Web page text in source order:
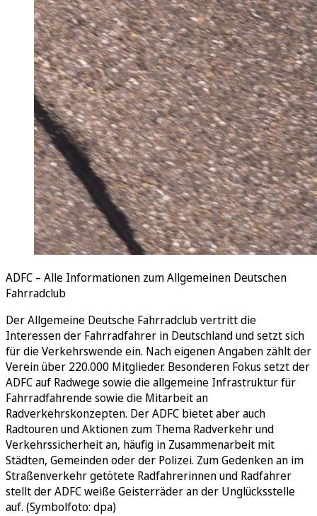
ADFC – Alle Informationen zum Allgemeinen Deutschen
Fahrradclub
Der Allgemeine Deutsche Fahrradclub vertritt die
Interessen der Fahrradfahrer in Deutschland und setzt sich
für die Verkehrswende ein. Nach eigenen Angaben zählt der
Verein über 220.000 Mitglieder. Besonderen Fokus setzt der
ADFC auf Radwege sowie die allgemeine Infrastruktur für
Fahrradfahrende sowie die Mitarbeit an
Radverkehrskonzepten. Der ADFC bietet aber auch
Radtouren und Aktionen zum Thema Radverkehr und
Verkehrssicherheit an, häufig in Zusammenarbeit mit
Städten, Gemeinden oder der Polizei. Zum Gedenken an im
Straßenverkehr getötete Radfahrerinnen und Radfahrer
stellt der ADFC weiße Geisterräder an der Unglücksstelle
auf. (Symbolfoto: dpa)